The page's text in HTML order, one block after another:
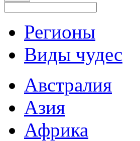
Регионы
Виды чудес
Австралия
Азия
Африка